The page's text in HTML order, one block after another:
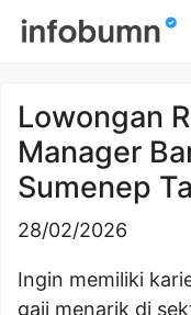
Skip
Lowongan
Manager
Sumenep
28/02/2026
Ingin memiliki
gaji menarik di